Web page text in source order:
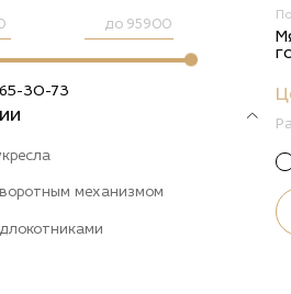
30-73
до
механизмом